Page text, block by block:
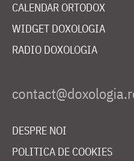
CALENDAR ORTODOX
WIDGET DOXOLOGIA
RADIO DOXOLOGIA
DESPRE NOI
POLITICA DE COOKIES